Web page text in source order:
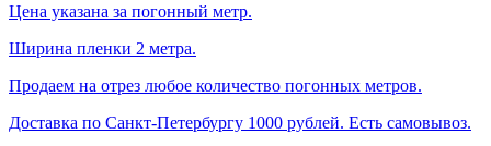
Цена указана за погонный метр.
Ширина пленки 2 метра.
Продаем на отрез любое количество погонных метров.
Доставка по Санкт-Петербургу 1000 рублей. Есть самовывоз.